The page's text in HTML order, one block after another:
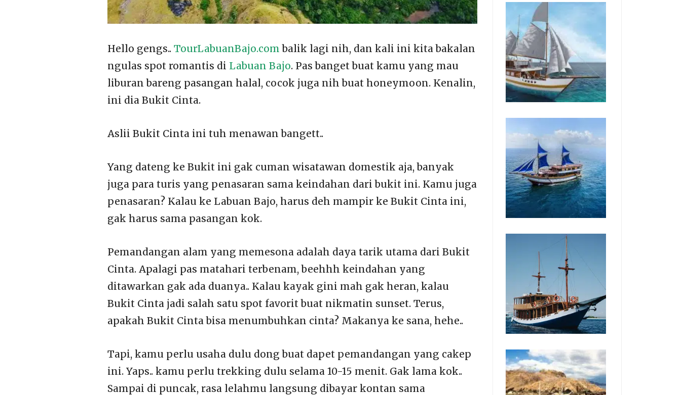
Hello gengs.. TourLabuanBajo.com balik lagi nih, dan kali ini kita bakalan
ngulas spot romantis di Labuan Bajo. Pas banget buat kamu yang mau
liburan bareng pasangan halal, cocok juga nih buat honeymoon. Kenalin,
ini dia Bukit Cinta.
Aslii Bukit Cinta ini tuh menawan bangett..
Yang dateng ke Bukit ini gak cuman wisatawan domestik aja, banyak
juga para turis yang penasaran sama keindahan dari bukit ini. Kamu juga
penasaran? Kalau ke Labuan Bajo, harus deh mampir ke Bukit Cinta ini,
gak harus sama pasangan kok.
Pemandangan alam yang memesona adalah daya tarik utama dari Bukit
Cinta. Apalagi pas matahari terbenam, beehhh keindahan yang
ditawarkan gak ada duanya.. Kalau kayak gini mah gak heran, kalau
Bukit Cinta jadi salah satu spot favorit buat nikmatin sunset. Terus,
apakah Bukit Cinta bisa menumbuhkan cinta? Makanya ke sana, hehe..
Tapi, kamu perlu usaha dulu dong buat dapet pemandangan yang cakep
ini. Yaps.. kamu perlu trekking dulu selama 10-15 menit. Gak lama kok..
Sampai di puncak, rasa lelahmu langsung dibayar kontan sama